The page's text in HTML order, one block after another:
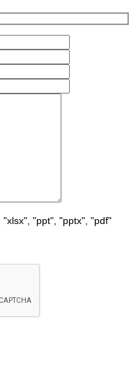
"ppt", "pptx", "pdf"